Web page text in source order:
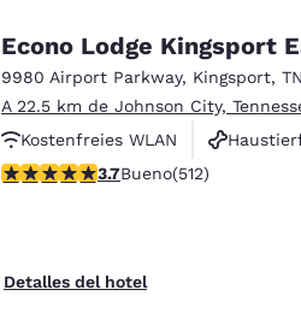
Econo Lodge Kingsport
9980 Airport Parkway, Kingsport, TN
A 22.5 km de Johnson City,
Kostenfreies WLAN
Calificación de 3.68 estrellas.
3.7Bueno(512)
Detalles del hotel